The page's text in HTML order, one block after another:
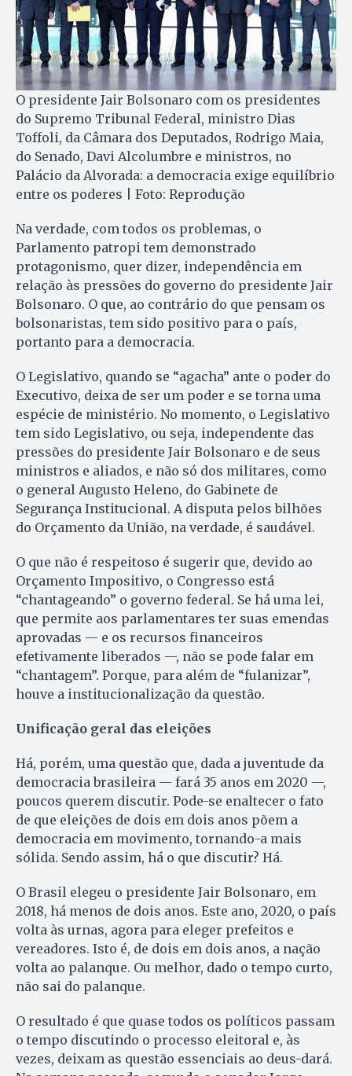
O presidente Jair Bolsonaro com os presidentes
do Supremo Tribunal Federal, ministro Dias
Toffoli, da Câmara dos Deputados, Rodrigo Maia,
do Senado, Davi Alcolumbre e ministros, no
Palácio da Alvorada: a democracia exige equilíbrio
entre os poderes | Foto: Reprodução
Na verdade, com todos os problemas, o
Parlamento patropi tem demonstrado
protagonismo, quer dizer, independência em
relação às pressões do governo do presidente Jair
Bolsonaro. O que, ao contrário do que pensam os
bolsonaristas, tem sido positivo para o país,
portanto para a democracia.
O Legislativo, quando se “agacha” ante o poder do
Executivo, deixa de ser um poder e se torna uma
espécie de ministério. No momento, o Legislativo
tem sido Legislativo, ou seja, independente das
pressões do presidente Jair Bolsonaro e de seus
ministros e aliados, e não só dos militares, como
o general Augusto Heleno, do Gabinete de
Segurança Institucional. A disputa pelos bilhões
do Orçamento da União, na verdade, é saudável.
O que não é respeitoso é sugerir que, devido ao
Orçamento Impositivo, o Congresso está
“chantageando” o governo federal. Se há uma lei,
que permite aos parlamentares ter suas emendas
aprovadas — e os recursos financeiros
efetivamente liberados —, não se pode falar em
“chantagem”. Porque, para além de “fulanizar”,
houve a institucionalização da questão.
Unificação geral das eleições
Há, porém, uma questão que, dada a juventude da
democracia brasileira — fará 35 anos em 2020 —,
poucos querem discutir. Pode-se enaltecer o fato
de que eleições de dois em dois anos põem a
democracia em movimento, tornando-a mais
sólida. Sendo assim, há o que discutir? Há.
O Brasil elegeu o presidente Jair Bolsonaro, em
2018, há menos de dois anos. Este ano, 2020, o país
volta às urnas, agora para eleger prefeitos e
vereadores. Isto é, de dois em dois anos, a nação
volta ao palanque. Ou melhor, dado o tempo curto,
não sai do palanque.
O resultado é que quase todos os políticos passam
o tempo discutindo o processo eleitoral e, às
vezes, deixam as questão essenciais ao deus-dará.